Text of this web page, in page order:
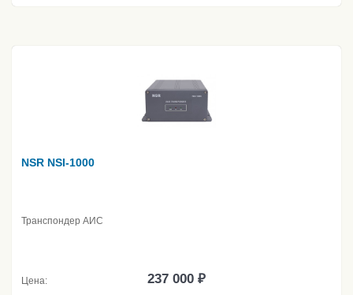
NSR NSI-1000
Транспондер АИС
Цена: 237 000 ₽